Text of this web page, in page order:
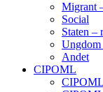
Migrant
Social
Staten –
Ungdom
Andet
CIPOML
CIPOML